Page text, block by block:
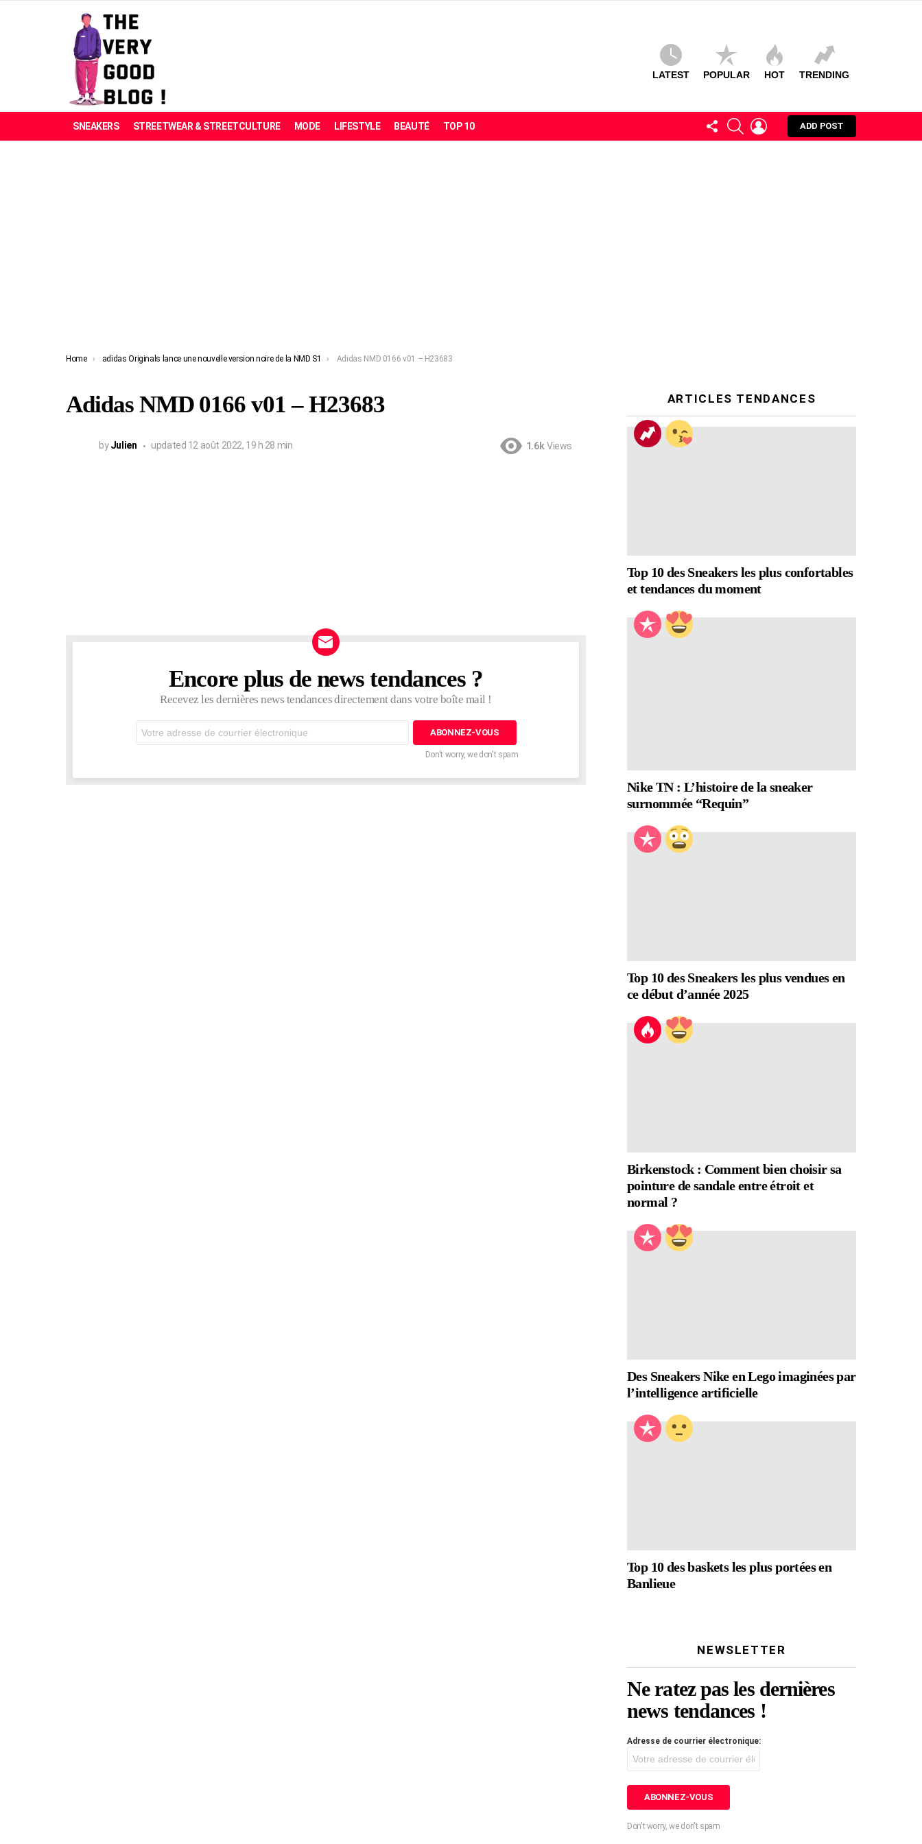
LATEST POPULAR HOT TRENDING
SNEAKERS STREETWEAR & STREETCULTURE MODE LIFESTYLE BEAUTÉ TOP 10
FOLLOW
US
SEARCHLOGIN
ADD POST
You are here:
Home adidas Originals lance une nouvelle version noire de la NMD S1 Adidas NMD 0166 v01 – H23683
Adidas NMD 0166 v01 – H23683
by Julien updated 12 août 2022, 19 h 28 min 1.6k Views
NEWSLETTEREncore plus de news tendances ?
Recevez les dernières news tendances directement dans votre boîte mail !
de
courrier
Don't worry, we don't spam
ARTICLES TENDANCES
Top 10 des Sneakers les plus confortables
et tendances du moment
Nike TN : L’histoire de la sneaker
surnommée “Requin”
Top 10 des Sneakers les plus vendues en
ce début d’année 2025
Birkenstock : Comment bien choisir sa
pointure de sandale entre étroit et
normal ?
Des Sneakers Nike en Lego imaginées par
l’intelligence artificielle
Top 10 des baskets les plus portées en
Banlieue
NEWSLETTER
Ne ratez pas les dernières
news tendances !
Adresse de courrier électronique:
Don't worry, we don't spam